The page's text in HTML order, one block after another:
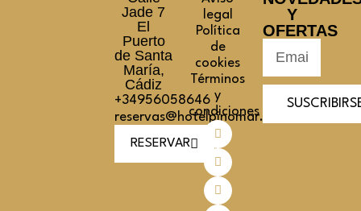
Jade 7
El
Puerto
de Santa
María,
Cádiz
+34956058646
reservas@hotelpinomar.com
RESERVAR
legal
Política
de
cookies
Términos
y
condiciones
Y
OFERTAS